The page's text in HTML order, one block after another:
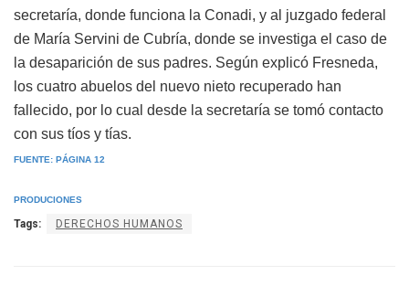
secretaría, donde funciona la Conadi, y al juzgado federal
de María Servini de Cubría, donde se investiga el caso de
la desaparición de sus padres. Según explicó Fresneda,
los cuatro abuelos del nuevo nieto recuperado han
fallecido, por lo cual desde la secretaría se tomó contacto
con sus tíos y tías.
FUENTE: PÁGINA 12
PRODUCIONES
Tags: DERECHOS HUMANOS